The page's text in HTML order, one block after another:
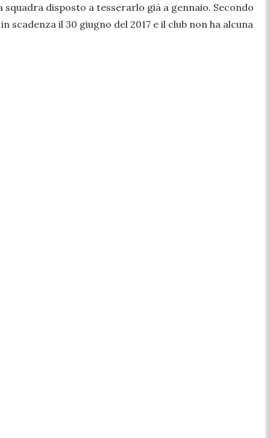
disposto a tesserarlo già a gennaio. Secondo
il 30 giugno del 2017 e il club non ha alcuna